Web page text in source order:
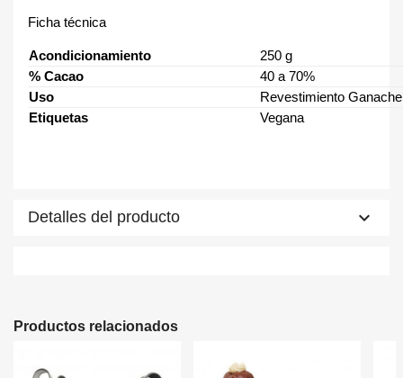
Ficha técnica
Acondicionamiento
250 g
% Cacao
40 a 70%
Uso
Revestimiento
Etiquetas
Vegana
Detalles del producto keyboard_arrow_down
Productos relacionados